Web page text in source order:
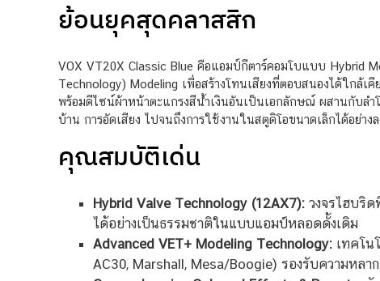
ย้อนยุคสุดคลาสสิก
VOX VT20X Classic Blue คือแอมป์กีตาร์คอมโบแบบ Hybrid
Technology) Modeling เพื่อสร้างโทนเสียงที่ตอบสนองได้ใกล้เ
พร้อมดีไซน์ผ้าหน้าตะแกรงสีน้ำเงินอันเป็นเอกลักษณ์ ผสานกับล
บ้าน การอัดเสียง ไปจนถึงการใช้งานในสตูดิโอขนาดเล็กได้อย่าง
คุณสมบัติเด่น
Hybrid Valve Technology (12AX7):วงจรไฮบริด
ได้อย่างเป็นธรรมชาติในแบบแอมป์หลอดดั้งเดิม
Advanced VET+ Modeling Technology:เทคโน
AC30, Marshall, Mesa/Boogie) รองรับความหลา